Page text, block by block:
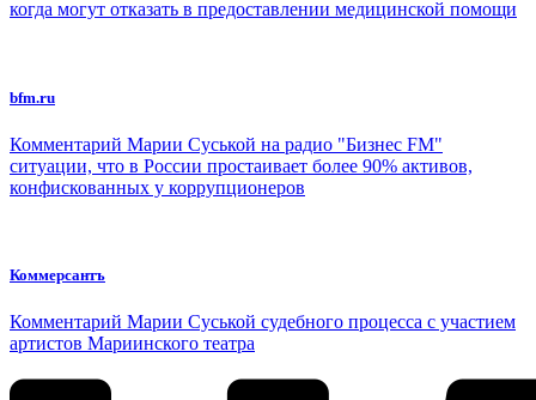
когда могут отказать в предоставлении медицинской помощи
bfm.ru
Комментарий Марии Суськой на радио "Бизнес FM"
ситуации, что в России простаивает более 90% активов,
конфискованных у коррупционеров
Коммерсантъ
Комментарий Марии Суськой судебного процесса с участием
артистов Мариинского театра